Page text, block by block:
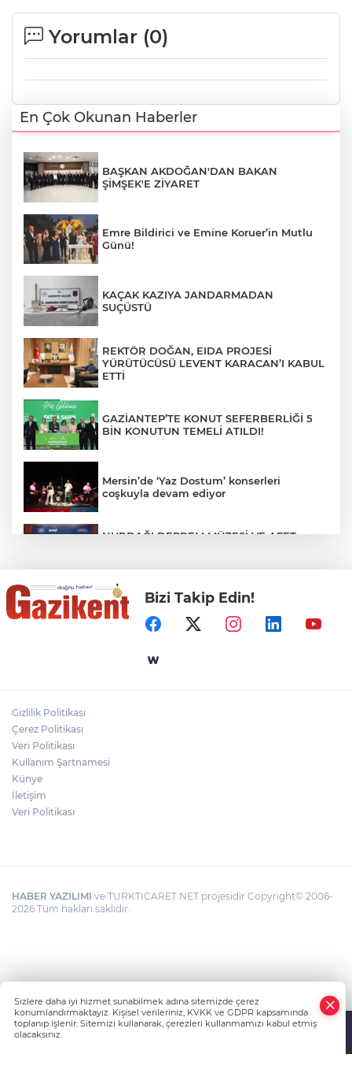
Yorumlar (0)
En Çok Okunan Haberler
BAŞKAN AKDOĞAN'DAN BAKAN
ŞİMŞEK'E ZİYARET
Emre Bildirici ve Emine Koruer’in Mutlu
Günü!
KAÇAK KAZIYA JANDARMADAN
SUÇÜSTÜ
REKTÖR DOĞAN, EIDA PROJESİ
YÜRÜTÜCÜSÜ LEVENT KARACAN’I KABUL
ETTİ
GAZİANTEP’TE KONUT SEFERBERLİĞİ 5
BİN KONUTUN TEMELİ ATILDI!
Mersin’de ‘Yaz Dostum’ konserleri
coşkuyla devam ediyor
NURDAĞI DEPREM MÜZESİ VE AFET
Türkiye'nin Kaderini Değiştiren Gün!
Halef Bilgiç'ten Lozan'ın Yıl Dönümünde
Anlamlı Mesaj!
HAMİLELER DENİZE VEYA HAVUZA
Bizi Takip Edin!
Gizlilik Politikası
Çerez Politikası
Veri Politikası
Kullanım Şartnamesi
Künye
İletişim
Veri Politikası
HABER YAZILIMI ve TURKTICARET.NET projesidir Copyright© 2006-
2026 Tüm hakları saklıdır.
Sizlere daha iyi hizmet sunabilmek adına sitemizde çerez
konumlandırmaktayız. Kişisel verileriniz, KVKK ve GDPR kapsamında
toplanıp işlenir. Sitemizi kullanarak, çerezleri kullanmamızı kabul etmiş
olacaksınız.